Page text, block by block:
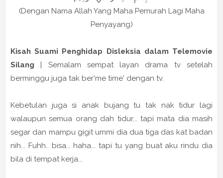
(Dengan Nama Allah Yang Maha Pemurah Lagi Maha
Penyayang)
Kisah Suami Penghidap Disleksia dalam Telemovie
Silang | Semalam sempat layan drama tv setelah
berminggu juga tak ber'me time' dengan tv.
Kebetulan juga si anak bujang tu tak nak tidur lagi
walaupun semua orang dah tidur... tapi mata dia masih
segar dan mampu gigit ummi dia dua tiga das kat badan
nih... Fuhh.. bisa... haha... tapi tu yang buat aku rindu dia
bila di tempat kerja...